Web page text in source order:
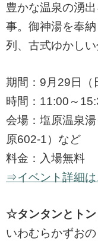
豊かな温泉の湧
事。御神湯を奉
列、古式ゆかし
期間：9月29日（
時間：11:00～
会場：塩原温泉
原602-1）など
料金：入場無料
⇒イベント詳細は
☆タンタンとトン
いわむらかずお